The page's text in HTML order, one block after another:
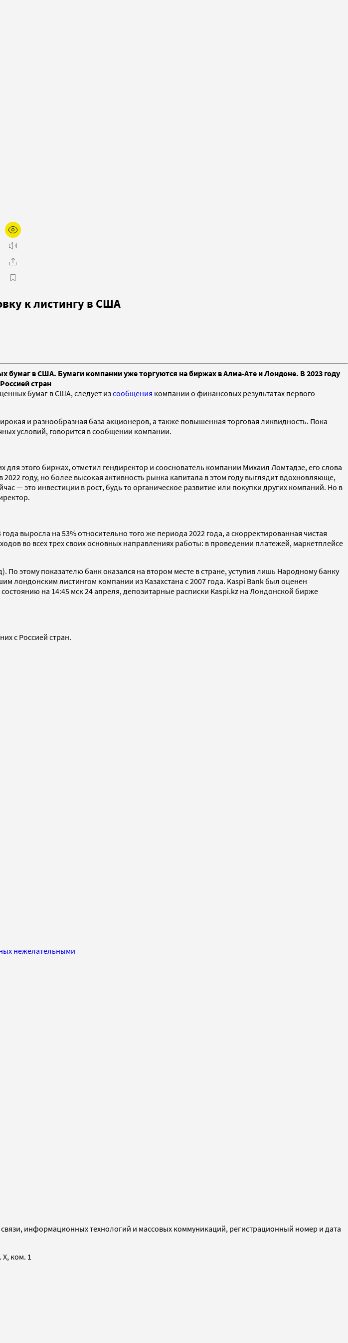
к листингу в США
в США. Бумаги компании уже торгуются на биржах в Алма-Ате и Лондоне. В 2023 году
стран
бумаг в США, следует изсообщения компании о финансовых результатах первого
и разнообразная база акционеров, а также повышенная торговая ликвидность. Пока
условий, говорится в сообщении компании.
этого биржах, отметил гендиректор и сооснователь компании Михаил Ломтадзе, его слова
году, но более высокая активность рынка капитала в этом году выглядит вдохновляюще,
— это инвестиции в рост, будь то органическое развитие или покупки других компаний. Но в
выросла на 53% относительно того же периода 2022 года, а скорректированная чистая
во всех трех своих основных направлениях работы: в проведении платежей, маркетплейсе
По этому показателю банк оказался на втором месте в стране, уступив лишь Народному банку
лондонским листингом компании из Казахстана с 2007 года. Kaspi Bank был оценен
на 14:45 мск 24 апреля, депозитарные расписки Kaspi.kz на Лондонской бирже
с Россией стран.
нежелательными
информационных технологий и массовых коммуникаций, регистрационный номер и дата
ком. 1